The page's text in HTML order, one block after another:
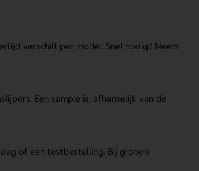
verschilt per model. Snel nodig? Neem
Een sample is, afhankelijk van de
of een testbestelling. Bij grotere